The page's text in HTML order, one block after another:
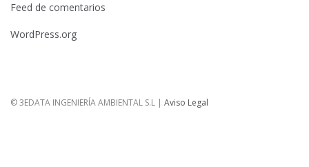
Feed de comentarios
WordPress.org
© 3EDATA INGENIERÍA AMBIENTAL S.L | Aviso Legal